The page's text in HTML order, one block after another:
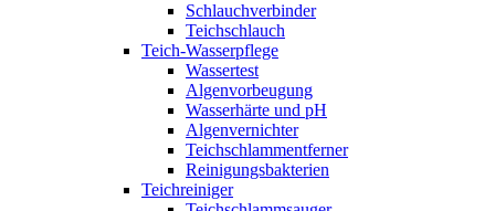
Schlauchverbinder
Teichschlauch
Teich-Wasserpflege
Wassertest
Algenvorbeugung
Wasserhärte und pH
Algenvernichter
Teichschlammentferner
Reinigungsbakterien
Teichreiniger